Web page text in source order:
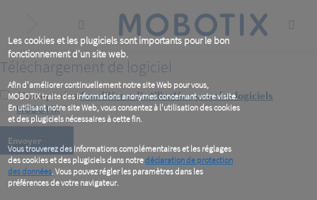
Les cookies et les plugiciels sont importants pour le bon
fonctionnement d'un site web.
Afin d'améliorer continuellement notre site Web pour vous,
MOBOTIX traite des informations anonymes concernant votre visite.
En utilisant notre site Web, vous consentez à l'utilisation des cookies
et des plugiciels nécessaires à cette fin.
Vous trouverez des informations complémentaires et les réglages
des cookies et des plugiciels dans notredéclaration de protection
des données. Vous pouvez régler les paramètres dans les
préférences de votre navigateur.
content
Téléchargement de logiciel
J’accepte lesConditions d’utilisation pour les logiciels
MOBOTIX*